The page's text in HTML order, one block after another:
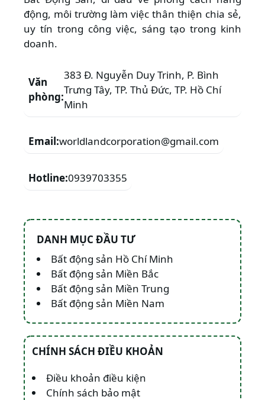
động, môi trường làm việc thân thiện chia sẻ,
uy tín trong công việc, sáng tạo trong kinh
doanh.
Văn
phòng:
383 Đ. Nguyễn Duy Trinh, P. Bình
Trưng Tây, TP. Thủ Đức, TP. Hồ Chí
Minh
Email:worldlandcorporation@gmail.com
Hotline:0939703355
DANH MỤC ĐẦU TƯ
Bất động sản Hồ Chí Minh
Bất động sản Miền Bắc
Bất động sản Miền Trung
Bất động sản Miền Nam
CHÍNH SÁCH ĐIỀU KHOẢN
Điều khoản điều kiện
Chính sách bảo mật